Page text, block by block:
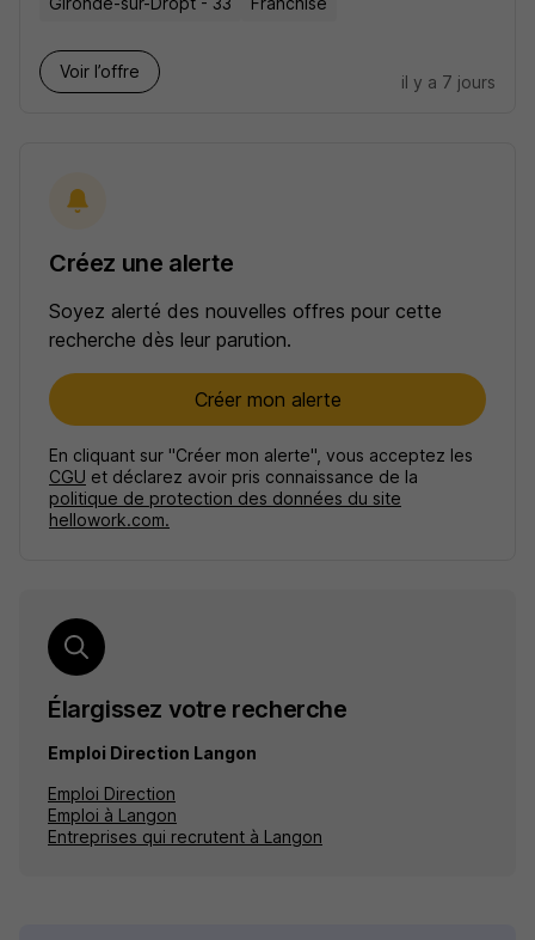
Voir l’offre
il y a 7 jours
Créez une alerte
Soyez alerté des nouvelles offres pour cette
recherche dès leur parution.
Créer mon alerte
En cliquant sur "Créer mon alerte", vous acceptez les
CGU et déclarez avoir pris connaissance de la
politique de protection des données du site
hellowork.com.
Élargissez votre recherche
Emploi Direction Langon
Emploi Direction
Emploi à Langon
Entreprises qui recrutent à Langon